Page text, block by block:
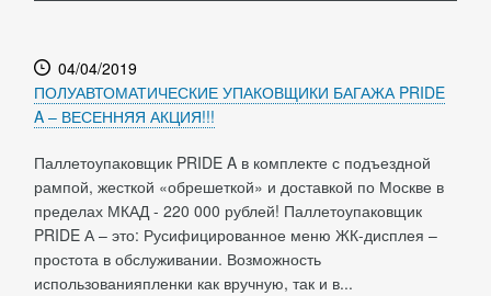
04/04/2019
ПОЛУАВТОМАТИЧЕСКИЕ УПАКОВЩИКИ БАГАЖА PRIDE
A – ВЕСЕННЯЯ АКЦИЯ!!!
Паллетоупаковщик PRIDE A в комплекте с подъездной
рампой, жесткой «обрешеткой» и доставкой по Москве в
пределах МКАД - 220 000 рублей! Паллетоупаковщик
PRIDE А – это: Русифицированное меню ЖК-дисплея –
простота в обслуживании. Возможность
использованияпленки как вручную, так и в...